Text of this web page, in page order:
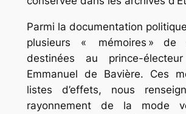
Parmi la documentation
plusieurs « mémoires » de
destinées au prince-
Emmanuel de Bavière. Ces
listes d’effets, nous
rayonnement de la mode